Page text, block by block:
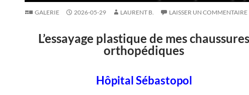
GALERIE 2026-05-29 LAURENT B. LAISSER UN COMMENTAIRE
L’essayage plastique de mes chaussures
orthopédiques
Hôpital Sébastopol